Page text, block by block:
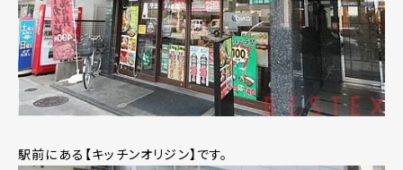
駅前にある【キッチンオリジン】です。